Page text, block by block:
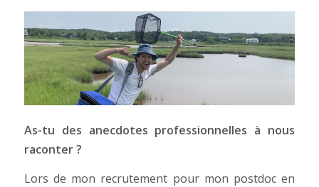
As-tu des anecdotes professionnelles à nous
raconter ?
Lors de mon recrutement pour mon postdoc en